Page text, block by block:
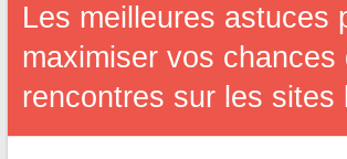
Les meilleures astuces
maximiser vos chances
rencontres sur les sites